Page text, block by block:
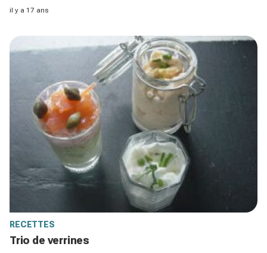
il y a 17 ans
RECETTES
Trio de verrines